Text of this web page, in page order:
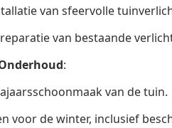
van sfeervolle
van bestaande
:
van de tuin.
voor de winter, inclusief